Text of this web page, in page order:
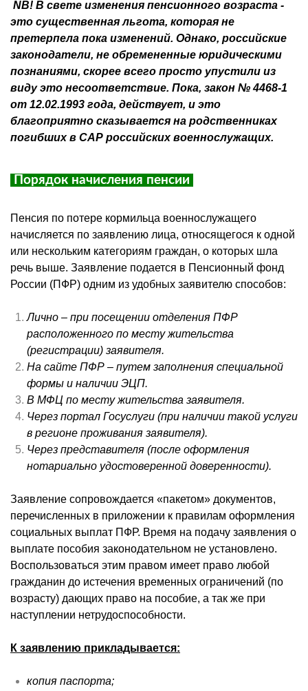
NB! В свете изменения пенсионного возраста -
это существенная льгота, которая не
претерпела пока изменений. Однако, российские
законодатели, не обремененные юридическими
познаниями, скорее всего просто упустили из
виду это несоответствие. Пока, закон № 4468-1
от 12.02.1993 года, действует, и это
благоприятно сказывается на родственниках
погибших в САР российских военнослужащих.
Порядок начисления пенсии
Пенсия по потере кормильца военнослужащего
начисляется по заявлению лица, относящегося к одной
или нескольким категориям граждан, о которых шла
речь выше. Заявление подается в Пенсионный фонд
России (ПФР) одним из удобных заявителю способов:
Лично – при посещении отделения ПФР
расположенного по месту жительства
(регистрации) заявителя.
На сайте ПФР – путем заполнения специальной
формы и наличии ЭЦП.
В МФЦ по месту жительства заявителя.
Через портал Госуслуги (при наличии такой услуги
в регионе проживания заявителя).
Через представителя (после оформления
нотариально удостоверенной доверенности).
Заявление сопровождается «пакетом» документов,
перечисленных в приложении к правилам оформления
социальных выплат ПФР. Время на подачу заявления о
выплате пособия законодательном не установлено.
Воспользоваться этим правом имеет право любой
гражданин до истечения временных ограничений (по
возрасту) дающих право на пособие, а так же при
наступлении нетрудоспособности.
К заявлению прикладывается:
копия паспорта;